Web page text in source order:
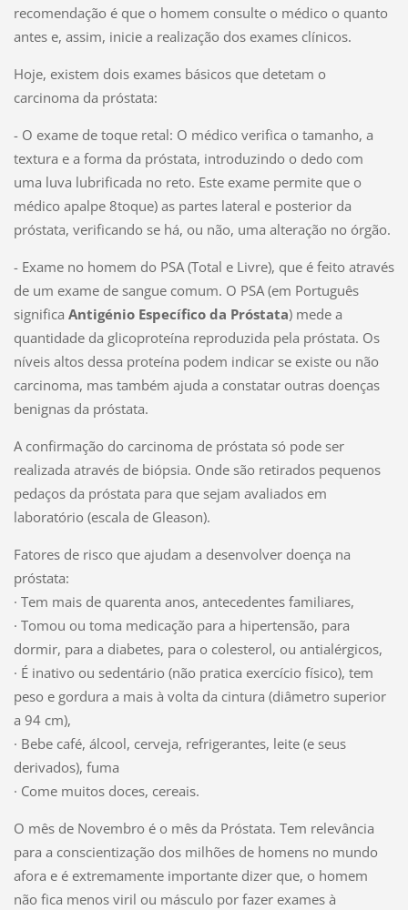
recomendação é que o homem consulte o médico o quanto
antes e, assim, inicie a realização dos exames clínicos.
Hoje, existem dois exames básicos que detetam o
carcinoma da próstata:
- O exame de toque retal: O médico verifica o tamanho, a
textura e a forma da próstata, introduzindo o dedo com
uma luva lubrificada no reto. Este exame permite que o
médico apalpe 8toque) as partes lateral e posterior da
próstata, verificando se há, ou não, uma alteração no órgão.
- Exame no homem do PSA (Total e Livre), que é feito através
de um exame de sangue comum. O PSA (em Português
significa Antigénio Específico da Próstata) mede a
quantidade da glicoproteína reproduzida pela próstata. Os
níveis altos dessa proteína podem indicar se existe ou não
carcinoma, mas também ajuda a constatar outras doenças
benignas da próstata.
A confirmação do carcinoma de próstata só pode ser
realizada através de biópsia. Onde são retirados pequenos
pedaços da próstata para que sejam avaliados em
laboratório (escala de Gleason).
Fatores de risco que ajudam a desenvolver doença na
próstata:
· Tem mais de quarenta anos, antecedentes familiares,
· Tomou ou toma medicação para a hipertensão, para
dormir, para a diabetes, para o colesterol, ou antialérgicos,
· É inativo ou sedentário (não pratica exercício físico), tem
peso e gordura a mais à volta da cintura (diâmetro superior
a 94 cm),
· Bebe café, álcool, cerveja, refrigerantes, leite (e seus
derivados), fuma
· Come muitos doces, cereais.
O mês de Novembro é o mês da Próstata. Tem relevância
para a conscientização dos milhões de homens no mundo
afora e é extremamente importante dizer que, o homem
não fica menos viril ou másculo por fazer exames à